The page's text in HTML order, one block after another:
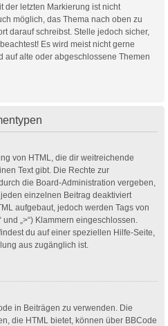
der letzten Markierung ist nicht
möglich, das Thema nach oben zu
darauf schreibst. Stelle jedoch sicher,
Es wird meist nicht gerne
auf alte oder abgeschlossene Themen
von HTML, die dir weitreichende
Text gibt. Die Rechte zur
die Board-Administration vergeben,
einzelnen Beitrag deaktiviert
aufgebaut, jedoch werden Tags von
und „>“) Klammern eingeschlossen.
du auf einer speziellen Hilfe-Seite,
aus zugänglich ist.
in Beiträgen zu verwenden. Die
die HTML bietet, können über BBCode